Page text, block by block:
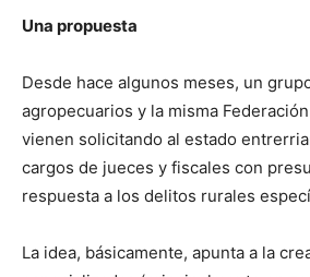
Una propuesta
Desde hace algunos meses, un
agropecuarios y la misma
vienen solicitando al estado
cargos de jueces y fiscales con
respuesta a los delitos rurales
La idea, básicamente, apunta a la